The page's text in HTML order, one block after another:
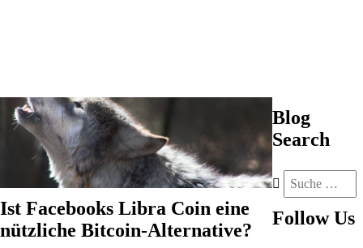
Ist Facebooks Libra Coin eine
nützliche Bitcoin-Alternative?
Blog
Search
Follow Us